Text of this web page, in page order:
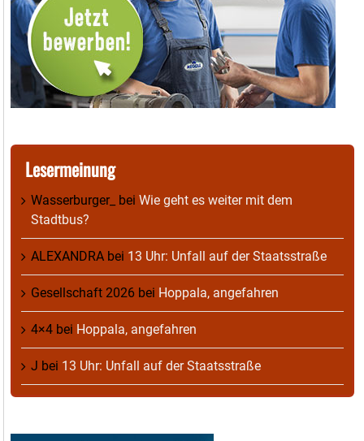
Lesermeinung
Wasserburger_ bei Wie geht es weiter mit dem
Stadtbus?
ALEXANDRA bei 13 Uhr: Unfall auf der Staatsstraße
Gesellschaft 2026 bei Hoppala, angefahren
4×4 bei Hoppala, angefahren
J bei 13 Uhr: Unfall auf der Staatsstraße